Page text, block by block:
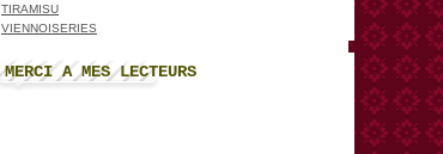
TIRAMISU
VIENNOISERIES
MERCI A MES LECTEURS